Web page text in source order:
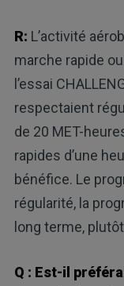
R: L’activité
marche rapide
l’essai
respectaient
de 20 MET-
rapides d’une
bénéfice. Le
régularité, la
long terme,
Q : Est-il